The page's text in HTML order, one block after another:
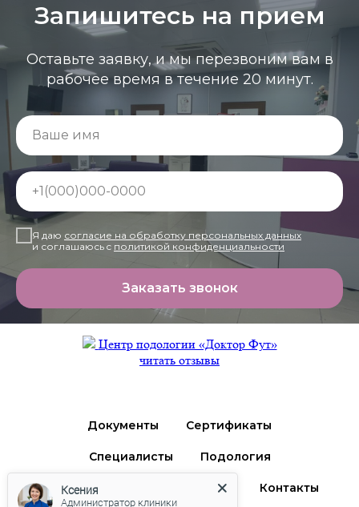
Запишитесь на прием
Оставьте заявку, и мы перезвоним вам в
рабочее время в течение 20 минут.
Ваше имя
+1(000)000-0000
Я даю согласие на обработку персональных данных
и соглашаюсь c политикой конфиденциальности
Заказать звонок
Центр подологии «Доктор Фут»
читать отзывы
Документы Сертификаты
Специалисты Подология
Дерматология Ортопедия Контакты
Ксения
Администратор клиники